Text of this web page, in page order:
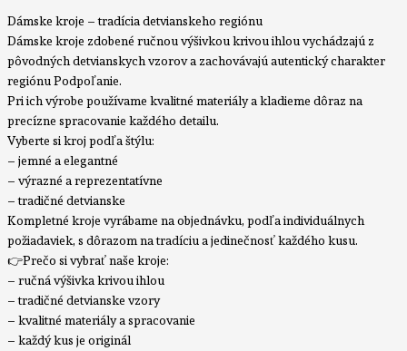
Dámske kroje – tradícia detvianskeho regiónu
Dámske kroje zdobené ručnou výšivkou krivou ihlou vychádzajú z
pôvodných detvianskych vzorov a zachovávajú autentický charakter
regiónu Podpoľanie.
Pri ich výrobe používame kvalitné materiály a kladieme dôraz na
precízne spracovanie každého detailu.
Vyberte si kroj podľa štýlu:
– jemné a elegantné
– výrazné a reprezentatívne
– tradičné detvianske
Kompletné kroje vyrábame na objednávku, podľa individuálnych
požiadaviek, s dôrazom na tradíciu a jedinečnosť každého kusu.
👉Prečo si vybrať naše kroje:
– ručná výšivka krivou ihlou
– tradičné detvianske vzory
– kvalitné materiály a spracovanie
– každý kus je originál